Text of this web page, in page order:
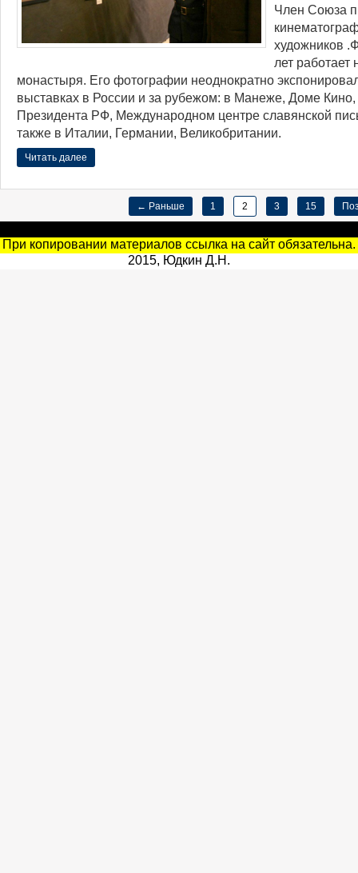
Член Союза
художников
лет
монастыря. Его фотографии неоднократно
выставках в России и за рубежом: в Манеже, Доме
Президента РФ, Международном центре славянской
также в Италии, Германии, Великобритании.
Читать далее
← Раньше 1 2 3 15
При копировании материалов ссылка на сайт обязательна.
2015, Юдкин Д.Н.